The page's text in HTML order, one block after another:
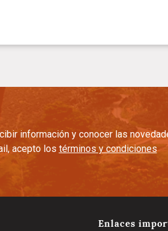
información y conocer las
acepto los términos y condiciones
Enlaces